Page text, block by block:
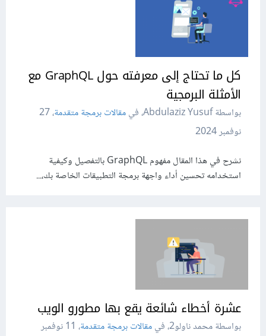
كل ما تحتاج إلى معرفته حول GraphQL مع
الأمثلة البرمجية
بواسطة Abdulaziz Yusuf، في مقالات برمجة متقدمة،27
نوفمبر 2024
نشرح في هذا المقال مفهوم GraphQL بالتفصيل وكيفية
استخدامه تحسين أداء واجهة برمجة التطبيقات الخاصة بك،...
عشرة أخطاء شائعة يقع بها مطورو الويب
بواسطة محمد ناولو2، في مقالات برمجة متقدمة،
11 نوفمبر